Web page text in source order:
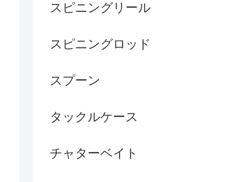
スピニングリール
スピニングロッド
スプーン
タックルケース
チャターベイト